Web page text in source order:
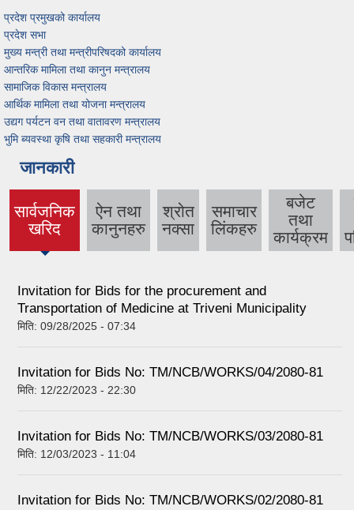
प्रदेश प्रमुखको कार्यालय
प्रदेश सभा
मुख्य मन्त्री तथा मन्त्रीपरिषदको कार्यालय
आन्तरिक मामिला तथा कानुन मन्त्रालय
सामाजिक विकास मन्त्रालय
आर्थिक मामिला तथा योजना मन्त्रालय
उद्यग पर्यटन वन तथा वातावरण मन्त्रालय
भुमि ब्यवस्था कृषि तथा सहकारी मन्त्रालय
जानकारी
सार्वजनिक
खरिद
(active
ऐन तथा
कानुनहरु
श्रोत
नक्सा
समाचार
लिंकहरु
बजेट
तथा
कार्यक्रम
Invitation for Bids for the procurement and
Transportation of Medicine at Triveni Municipality
मिति: 09/28/2025 - 07:34
Invitation for Bids No: TM/NCB/WORKS/04/2080-81
मिति: 12/22/2023 - 22:30
Invitation for Bids No: TM/NCB/WORKS/03/2080-81
मिति: 12/03/2023 - 11:04
Invitation for Bids No: TM/NCB/WORKS/02/2080-81